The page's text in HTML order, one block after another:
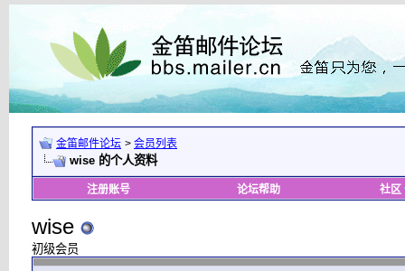
金笛邮件论坛 > 会员列表
wise 的个人资料
注册账号 论坛帮助 社区
wise
初级会员